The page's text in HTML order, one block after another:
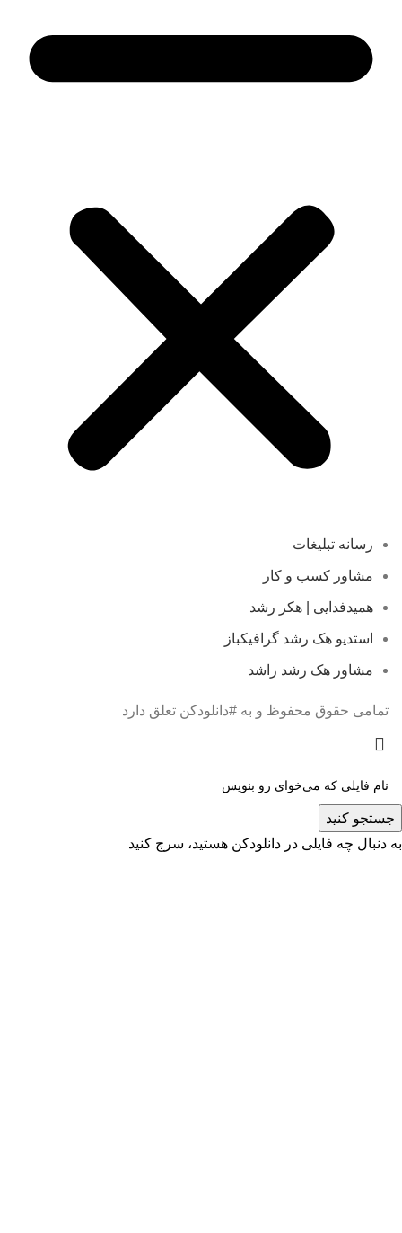
رسانه تبلیغات
مشاور کسب و کار
همیدفدایی | هکر رشد
استدیو هک رشد گرافیکباز
مشاور هک رشد راشد
تمامی حقوق محفوظ و به #دانلودکن تعلق دارد
جستجو کنید
به دنبال چه فایلی در دانلودکن هستید، سرچ کنید